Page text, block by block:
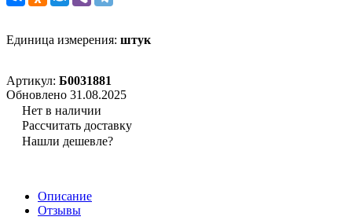
Единица измерения: штук
Артикул: Б0031881
Обновлено 31.08.2025
Нет в наличии
Рассчитать доставку
Нашли дешевле?
Описание
Отзывы